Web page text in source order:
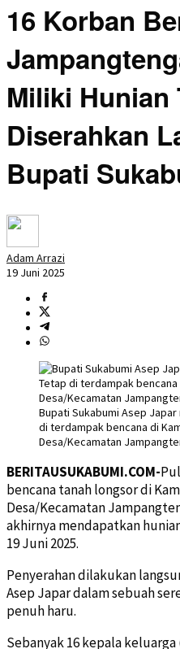
16 Korban
Miliki Hunian
Diserahkan
Bupati
Adam Arrazi
19 Juni 2025
Bupati Sukabumi Asep
di terdampak bencana di
Desa/Kecamatan
BERITAUSUKABUMI.COM-
bencana tanah longsor di
Desa/Kecamatan
akhirnya mendapatkan
19 Juni 2025.
Penyerahan dilakukan
Asep Japar dalam sebuah
penuh haru.
Sebanyak 16 kepala